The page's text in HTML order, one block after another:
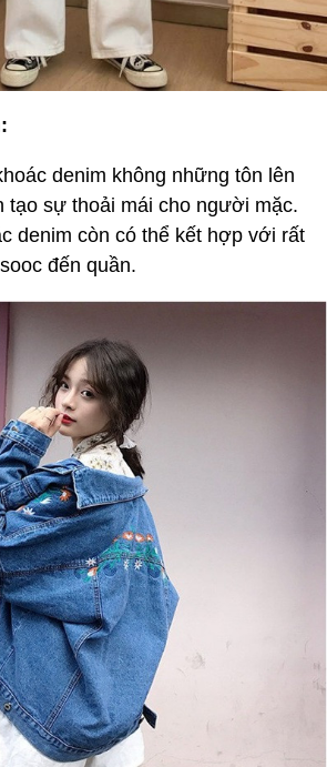
denim không những tôn lên
tạo sự thoải mái cho người mặc.
denim còn có thể kết hợp với rất
đến quần.